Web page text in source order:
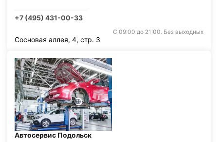
+7 (495) 431-00-33
С 09:00 до 21:00. Без выходных
Сосновая аллея, 4, стр. 3
Автосервис Подольск